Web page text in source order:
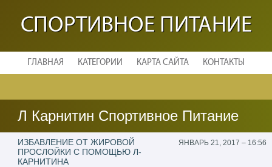
СПОРТИВНОЕ ПИТАНИЕ
ГЛАВНАЯ КАТЕГОРИИ КАРТА САЙТА КОНТАКТЫ
Л Карнитин Спортивное Питание
ИЗБАВЛЕНИЕ ОТ ЖИРОВОЙ
ПРОСЛОЙКИ С ПОМОЩЬЮ Л-
КАРНИТИНА
ЯНВАРЬ 21, 2017 – 16:56